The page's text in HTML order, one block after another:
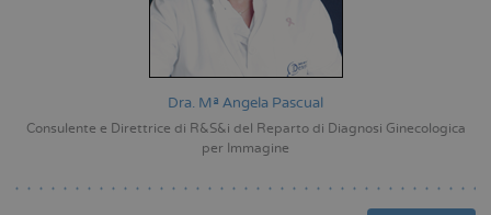
Dra. Mª Angela Pascual
Consulente e Direttrice di R&S&i del Reparto di Diagnosi Ginecologica
per Immagine